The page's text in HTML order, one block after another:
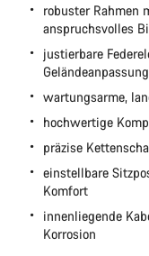
robuster Rahmen
anspruchsvolles
justierbare
Geländeanpassung
wartungsarme,
hochwertige
präzise
einstellbare
Komfort
innenliegende
Korrosion